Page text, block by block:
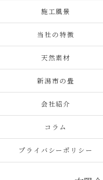
施工風景
当社の特徴
天然素材
新潟市の畳
会社紹介
コラム
プライバシーポリシー